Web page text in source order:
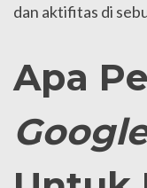
dan aktifitas di
Apa